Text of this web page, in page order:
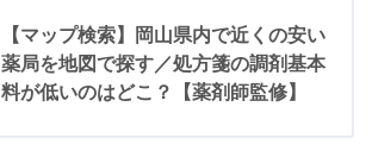
【マップ検索】岡山県内で近くの安い
薬局を地図で探す／処方箋の調剤基本
料が低いのはどこ？【薬剤師監修】